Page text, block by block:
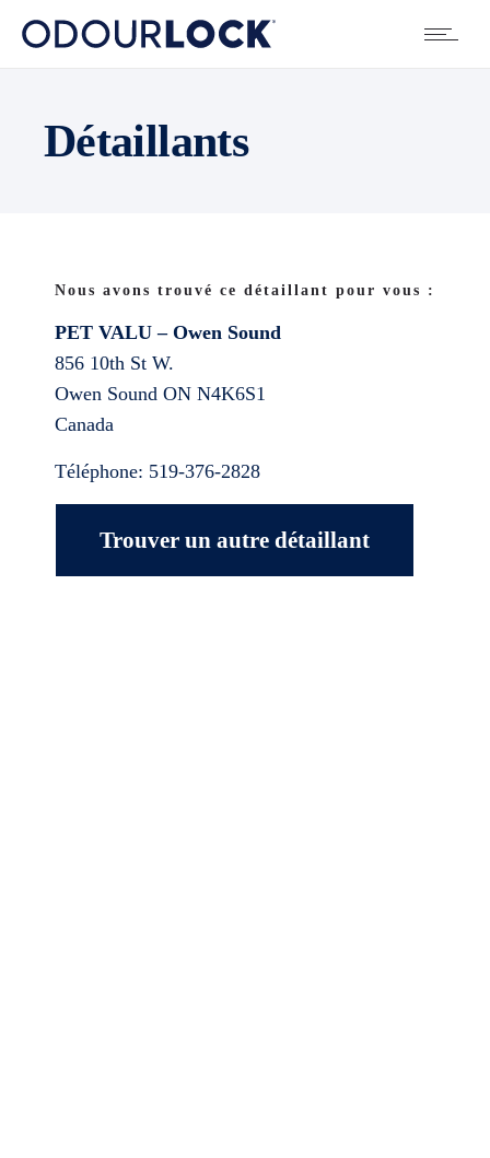
Détaillants
Nous avons trouvé ce détaillant pour vous :
PET VALU – Owen Sound
856 10th St W.
Owen Sound ON N4K6S1
Canada
Téléphone: 519-376-2828
Trouver un autre détaillant